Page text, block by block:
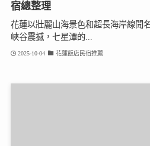
宿總整理
花蓮以壯麗山海景色和超長海岸線聞
峽谷震撼，七星潭的...
2025-10-04 花蓮飯店民宿推薦